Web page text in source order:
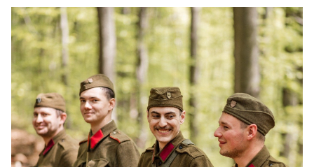
Muránske hradné hry 2024
Už čoskoro prichádza podujatie, ktoré ste si tak
obľúbili!